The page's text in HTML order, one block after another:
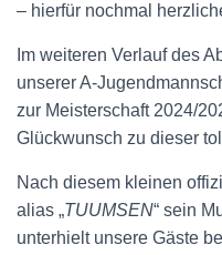
– hierfür nochmal
Im weiteren Verlauf des
unserer A-
zur Meisterschaft 2024/
Glückwunsch zu dieser
Nach diesem kleinen
alias „TUUMSEN“ sein
unterhielt unsere Gäste